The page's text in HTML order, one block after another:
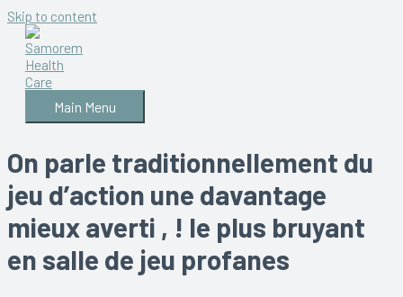
Skip to content
Main Menu
On parle traditionnellement du
jeu d’action une davantage
mieux averti , ! le plus bruyant
en salle de jeu profanes